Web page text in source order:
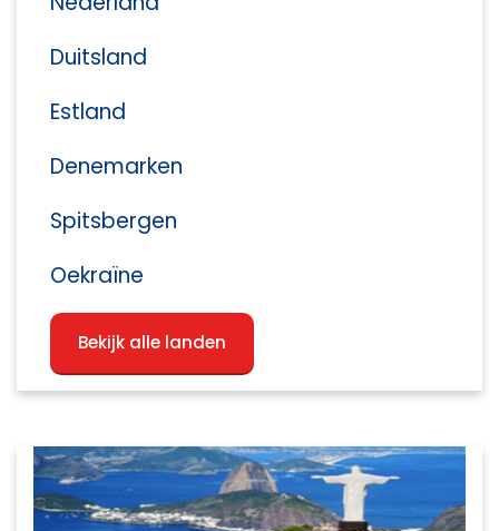
Duitsland
Estland
Denemarken
Spitsbergen
Oekraïne
Bekijk alle landen